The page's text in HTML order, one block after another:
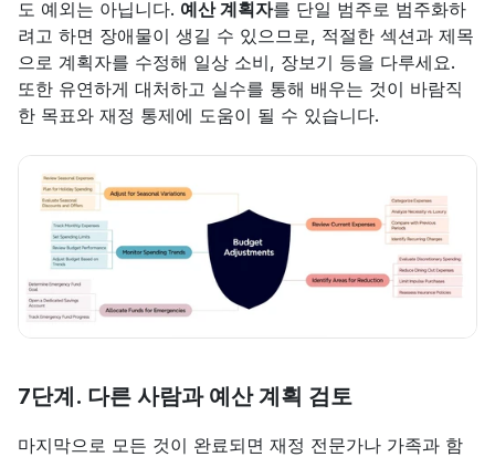
도 예외는 아닙니다. 예산 계획자를 단일 범주로 범주화하
려고 하면 장애물이 생길 수 있으므로, 적절한 섹션과 제목
으로 계획자를 수정해 일상 소비, 장보기 등을 다루세요.
또한 유연하게 대처하고 실수를 통해 배우는 것이 바람직
한 목표와 재정 통제에 도움이 될 수 있습니다.
7단계. 다른 사람과 예산 계획 검토
마지막으로 모든 것이 완료되면 재정 전문가나 가족과 함